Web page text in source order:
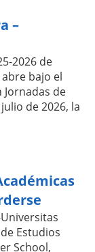
–
2026 de
bajo el
de
de 2026, la
Estudios
School,